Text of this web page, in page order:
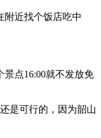
附近找个饭店吃中
点16:00就不发放免
是可行的，因为韶山